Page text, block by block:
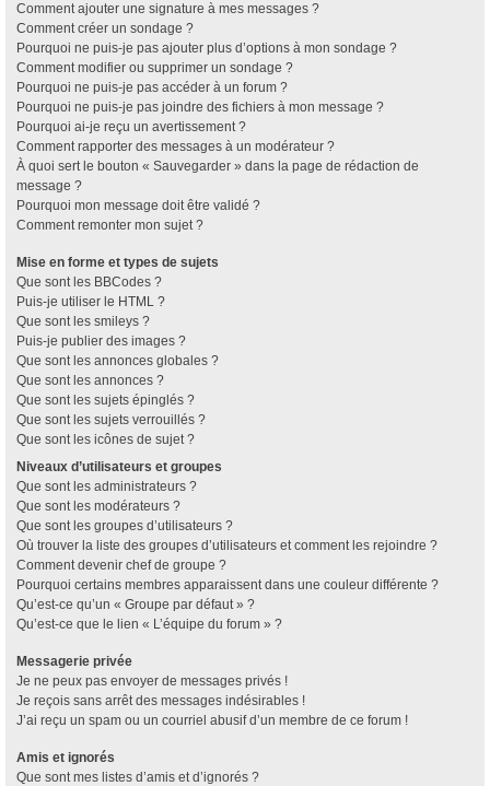
Comment ajouter une signature à mes messages ?
Comment créer un sondage ?
Pourquoi ne puis-je pas ajouter plus d’options à mon sondage ?
Comment modifier ou supprimer un sondage ?
Pourquoi ne puis-je pas accéder à un forum ?
Pourquoi ne puis-je pas joindre des fichiers à mon message ?
Pourquoi ai-je reçu un avertissement ?
Comment rapporter des messages à un modérateur ?
À quoi sert le bouton « Sauvegarder » dans la page de rédaction de
message ?
Pourquoi mon message doit être validé ?
Comment remonter mon sujet ?
Mise en forme et types de sujets
Que sont les BBCodes ?
Puis-je utiliser le HTML ?
Que sont les smileys ?
Puis-je publier des images ?
Que sont les annonces globales ?
Que sont les annonces ?
Que sont les sujets épinglés ?
Que sont les sujets verrouillés ?
Que sont les icônes de sujet ?
Niveaux d’utilisateurs et groupes
Que sont les administrateurs ?
Que sont les modérateurs ?
Que sont les groupes d’utilisateurs ?
Où trouver la liste des groupes d’utilisateurs et comment les rejoindre ?
Comment devenir chef de groupe ?
Pourquoi certains membres apparaissent dans une couleur différente ?
Qu’est-ce qu’un « Groupe par défaut » ?
Qu’est-ce que le lien « L’équipe du forum » ?
Messagerie privée
Je ne peux pas envoyer de messages privés !
Je reçois sans arrêt des messages indésirables !
J’ai reçu un spam ou un courriel abusif d’un membre de ce forum !
Amis et ignorés
Que sont mes listes d’amis et d’ignorés ?